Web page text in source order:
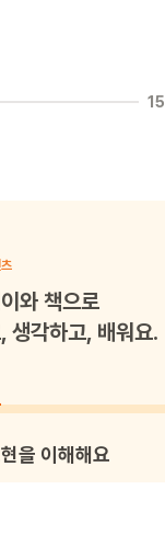
15
와 책으로
생각하고, 배워요.
을 이해해요